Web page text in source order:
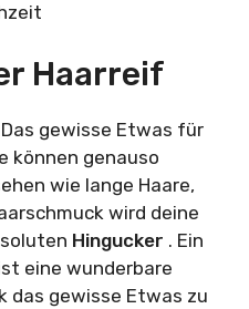
Haarreif
gewisse Etwas für
können genauso
wie lange Haare,
wird deine
Hingucker . Ein
eine wunderbare
das gewisse Etwas zu